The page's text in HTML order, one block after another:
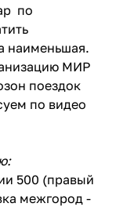
по
наименьшая.
МИР
поездок
по видео
500 (правый
межгород -